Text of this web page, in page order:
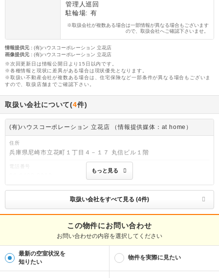
管理人巡回
駐輪場: 有
※取扱会社が複数ある場合は一部情報が異なる場合もございます
ので、取扱会社へご確認下さいませ。
情報提供元 : (有)ハウスコーポレーション 立花店
画像提供元 : (有)ハウスコーポレーション 立花店
※次回更新日は情報公開日より15日以内です。
※各種情報と現状に差異がある場合は現状優先となります。
※取扱い不動産会社が複数ある場合は、住宅保険など一部条件が異なる場合もございま
すので、取扱店舗までご確認下さい。
取扱い会社について(4件)
(有)ハウスコーポレーション 立花店 （情報提供媒体：at home）
住所
兵庫県尼崎市立花町１丁目４－１７ 丸信ビル１階
電話番号
免許番号
兵庫県知事免許(5)第203571号
取引態様
1133224229
※お問い合わせの際には、担当者へ物件管理番号をお伝えください。
もっと見る
取扱い会社をすべて見る (4件)
この物件にお問い合わせ
お問い合わせの内容を選択してください
最新の空室状況を
知りたい
物件を実際に見たい